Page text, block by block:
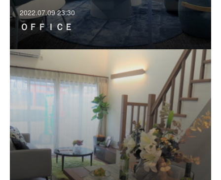
2022.07.09 23:30
ＯＦＦＩＣＥ